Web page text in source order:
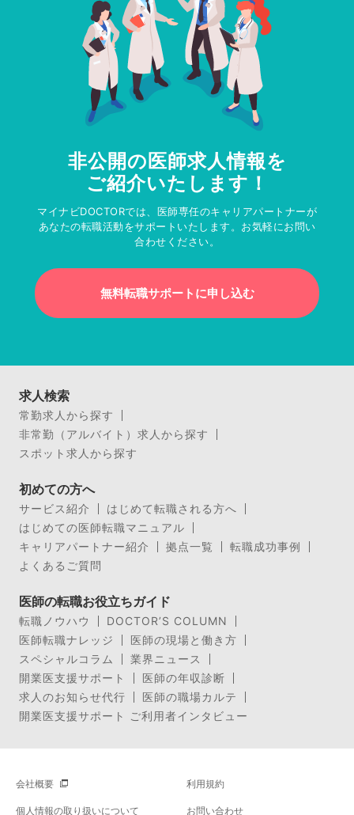
非公開の医師求人情報を
ご紹介いたします！
マイナビDOCTORでは、医師専任のキャリアパートナーが
あなたの転職活動をサポートいたします。お気軽にお問い
合わせください。
無料転職サポートに申し込む
求人検索
常勤求人から探す
非常勤（アルバイト）求人から探す
スポット求人から探す
初めての方へ
サービス紹介
はじめて転職される方へ
はじめての医師転職マニュアル
キャリアパートナー紹介
拠点一覧
転職成功事例
よくあるご質問
医師の転職お役立ちガイド
転職ノウハウ
DOCTOR’S COLUMN
医師転職ナレッジ
医師の現場と働き方
スペシャルコラム
業界ニュース
開業医支援サポート
医師の年収診断
求人のお知らせ代行
医師の職場カルテ
開業医支援サポート ご利用者インタビュー
会社概要 利用規約
個人情報の取り扱いについて お問い合わせ